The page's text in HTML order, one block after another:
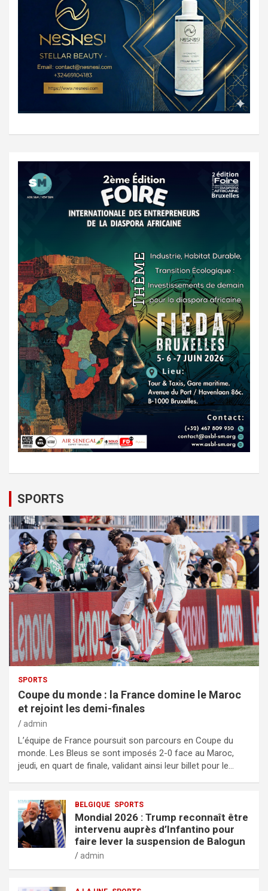
SPORTS
SPORTS
Coupe du monde : la France domine le Maroc
et rejoint les demi-finales
admin
L’équipe de France poursuit son parcours en Coupe du
monde. Les Bleus se sont imposés 2-0 face au Maroc,
jeudi, en quart de finale, validant ainsi leur billet pour le…
BELGIQUE SPORTS
Mondial 2026 : Trump reconnaît être
intervenu auprès d’Infantino pour
faire lever la suspension de Balogun
admin